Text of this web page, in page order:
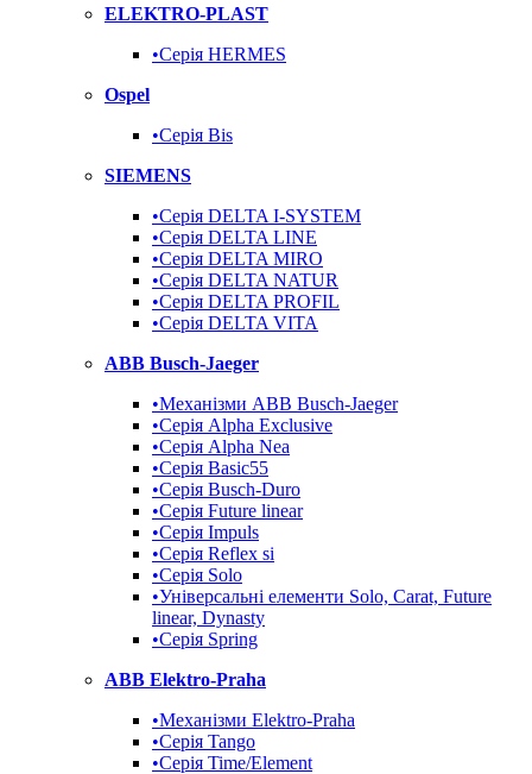
ELEKTRO-PLAST
•Серія HERMES
Ospel
•Серія Bis
SIEMENS
•Серія DELTA I-SYSTEM
•Серія DELTA LINE
•Серія DELTA MIRO
•Серія DELTA NATUR
•Серія DELTA PROFIL
•Серія DELTA VITA
ABB Busch-Jaeger
•Механізми ABB Busch-Jaeger
•Серія Alpha Exclusive
•Серія Alpha Nea
•Серія Basic55
•Серія Busch-Duro
•Серія Future linear
•Серія Impuls
•Серія Reflex si
•Серія Solo
•Універсальні елементи Solo, Carat, Future
linear, Dynasty
•Серія Spring
ABB Elektro-Praha
•Механізми Elektro-Praha
•Серія Tango
•Серія Time/Element